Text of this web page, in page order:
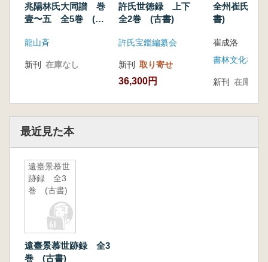
兆陽林氏大同譜 巻
壹〜五 全5巻 (古
龍山斉
新刊 在庫なし
許氏世徳録 上下
全2巻 (古書)
許氏宝鑑編纂会
新刊 取り寄せ
36,300円
全州崔氏上
書)
崔成洛
書林文化社
新刊 在庫なし
最近見た本
遠臺景慕世
跡録 全3
巻 (古書)
遠臺景慕世跡録 全3
巻 (古書)